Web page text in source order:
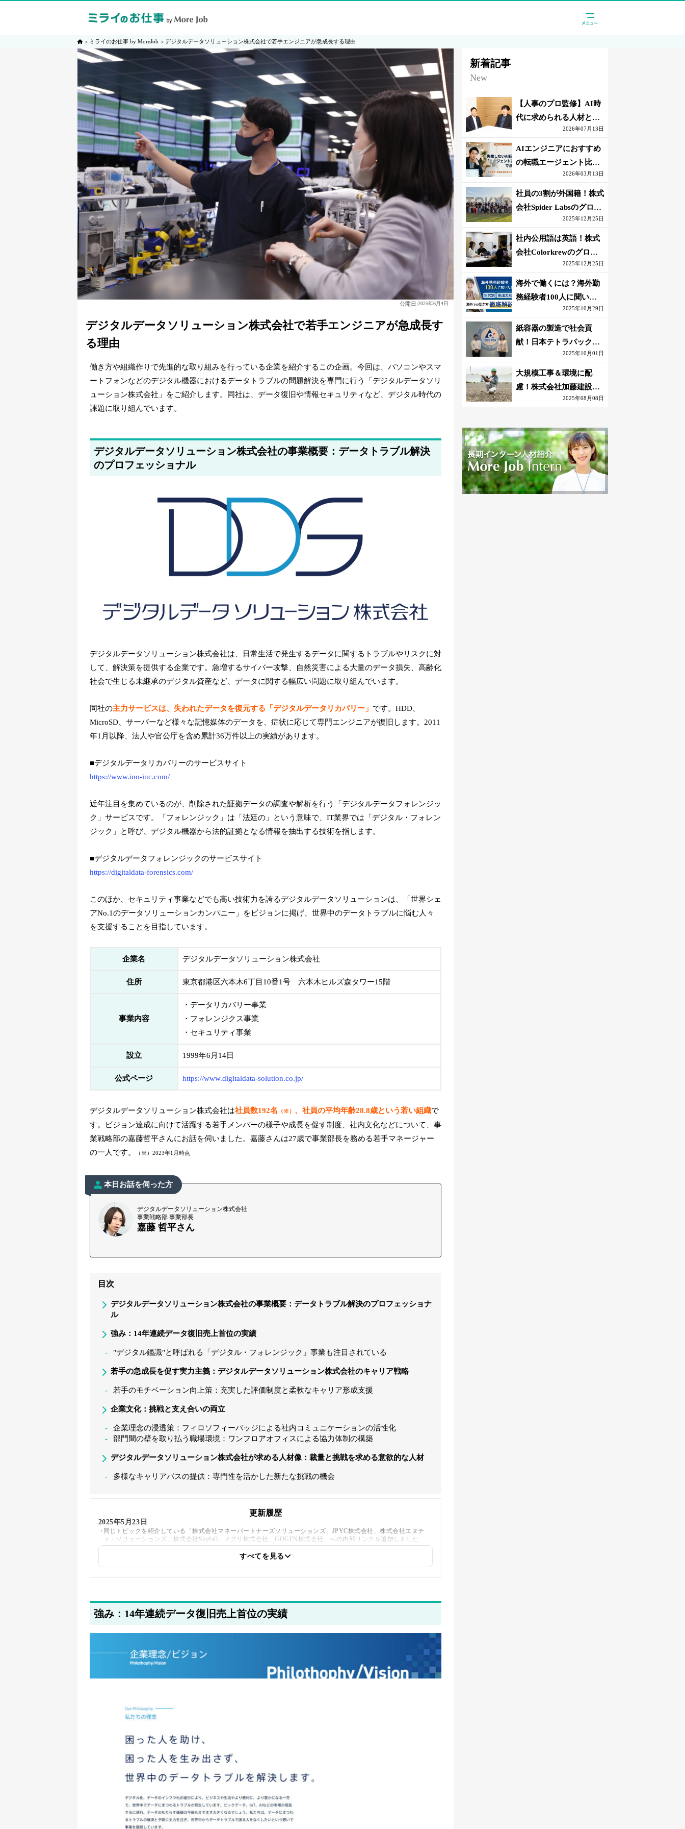
ミライのお仕事 by MoreJob デジタルデータソリューション株式会社で若手エンジニアが急成長する理由
公開日:2025年6月4日
デジタルデータソリューション株式会社で若手エンジニアが急成長す
る理由
働き方や組織作りで先進的な取り組みを行っている企業を紹介するこの企画。今回は、パソコンやスマ
ートフォンなどのデジタル機器におけるデータトラブルの問題解決を専門に行う「デジタルデータソリ
ューション株式会社」をご紹介します。同社は、データ復旧や情報セキュリティなど、デジタル時代の
課題に取り組んでいます。
デジタルデータソリューション株式会社の事業概要：データトラブル解決
のプロフェッショナル
デジタルデータソリューション株式会社は、日常生活で発生するデータに関するトラブルやリスクに対
して、解決策を提供する企業です。急増するサイバー攻撃、自然災害による大量のデータ損失、高齢化
社会で生じる未継承のデジタル資産など、データに関する幅広い問題に取り組んでいます。
同社の主力サービスは、失われたデータを復元する「デジタルデータリカバリー」 です。HDD、
MicroSD、サーバーなど様々な記憶媒体のデータを、症状に応じて専門エンジニアが復旧します。2011
年1月以降、法人や官公庁を含め累計36万件以上の実績があります。
■デジタルデータリカバリーのサービスサイト
https://www.ino-inc.com/
近年注目を集めているのが、削除された証拠データの調査や解析を行う「デジタルデータフォレンジッ
ク」サービスです。「フォレンジック」は「法廷の」という意味で、IT業界では「デジタル・フォレン
ジック」と呼び、デジタル機器から法的証拠となる情報を抽出する技術を指します。
■デジタルデータフォレンジックのサービスサイト
https://digitaldata-forensics.com/
このほか、セキュリティ事業などでも高い技術力を誇るデジタルデータソリューションは、「世界シェ
アNo.1のデータソリューションカンパニー」をビジョンに掲げ、世界中のデータトラブルに悩む人々
を支援することを目指しています。
企業名 デジタルデータソリューション株式会社
住所 東京都港区六本木6丁目10番1号 六本木ヒルズ森タワー15階
事業内容
・データリカバリー事業
・フォレンジクス事業
・セキュリティ事業
設立 1999年6月14日
公式ページ https://www.digitaldata-solution.co.jp/
デジタルデータソリューション株式会社は社員数192名 （※） 、社員の平均年齢28.8歳という若い組織で
す。ビジョン達成に向けて活躍する若手メンバーの様子や成長を促す制度、社内文化などについて、事
業戦略部の嘉藤哲平さんにお話を伺いました。嘉藤さんは27歳で事業部長を務める若手マネージャー
の一人です。
（※）2023年1月時点
本日お話を伺った方
デジタルデータソリューション株式会社
事業戦略部 事業部長
嘉藤 哲平さん
目次
デジタルデータソリューション株式会社の事業概要：データトラブル解決のプロフェッショナ
ル
強み：14年連続データ復旧売上首位の実績
"デジタル鑑識"と呼ばれる「デジタル・フォレンジック」事業も注目されている
若手の急成長を促す実力主義：デジタルデータソリューション株式会社のキャリア戦略
若手のモチベーション向上策：充実した評価制度と柔軟なキャリア形成支援
企業文化：挑戦と支え合いの両立
企業理念の浸透策：フィロソフィーバッジによる社内コミュニケーションの活性化
部門間の壁を取り払う職場環境：ワンフロアオフィスによる協力体制の構築
デジタルデータソリューション株式会社が求める人材像：裁量と挑戦を求める意欲的な人材
多様なキャリアパスの提供：専門性を活かした新たな挑戦の機会
更新履歴
2025年5月23日
同じトピックを紹介している「株式会社マネーパートナーズソリューションズ、JPYC株式会社、株式会社エヌテ
ィ・ソリューションズ、株式会社Skyfall、メグリ株式会社、GOGEN株式会社」への内部リンクを追加しました
2025年5月20日
すべてを見る
強み：14年連続データ復旧売上首位の実績
新着記事
New
【人事のプロ監修】AI時
代に求められる人材と
は？「代替されない人」
の条件
2026年07月13日
AIエンジニアにおすすめ
の転職エージェント比較
｜失敗しない選び方【採
点表つき】
2026年03月13日
社員の3割が外国籍！株式
会社Spider Labsのグロー
2025年12月25日
社内公用語は英語！株式
会社Colorkrewのグロー
バルかつ若手が輝く環境
2025年12月25日
海外で働くには？海外勤
務経験者100人に聞いた
おすすめ職種｜英語話せ
ないOK求人はある？
2025年10月29日
紙容器の製造で社会貢
献！日本テトラパック株
式会社のグローバルな環
境
2025年10月01日
大規模工事＆環境に配
慮！株式会社加藤建設の
若手が語る現場監督の働
2025年08月08日